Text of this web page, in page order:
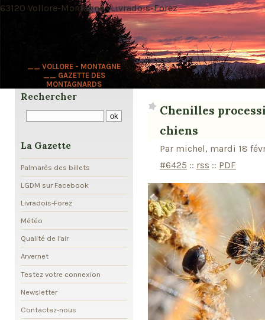
__ VOLLORE - MONTAGNE
__ GAZETTE DES
MONTAGNARDS
63120 Vollore-Montagne · Livradois-Forez
Chenilles
chiens
Par michel, mardi 18
#6425 :: rss :: PDF
Rechercher
La Gazette
Palmarès des billets
LGDM sur Facebook
Livradois-Forez
Météo
Qualité de l'air
Arvernet
Testez votre connexion
Newsletter
Contactez-nous